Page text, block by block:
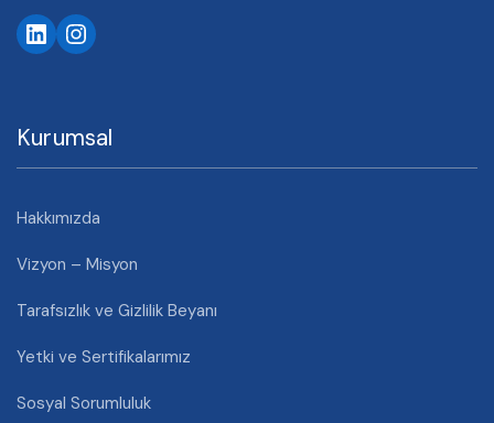
Kurumsal
Hakkımızda
Vizyon – Misyon
Tarafsızlık ve Gizlilik Beyanı
Yetki ve Sertifikalarımız
Sosyal Sorumluluk